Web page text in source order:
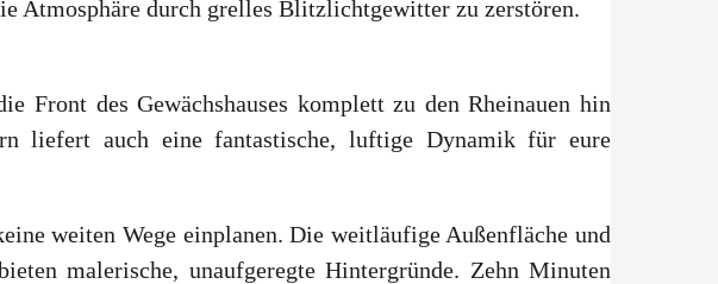
Atmosphäre durch grelles Blitzlichtgewitter zu zerstören.
Front des Gewächshauses komplett zu den Rheinauen hin
liefert auch eine fantastische, luftige Dynamik für eure
weiten Wege einplanen. Die weitläufige Außenfläche und
malerische, unaufgeregte Hintergründe. Zehn Minuten